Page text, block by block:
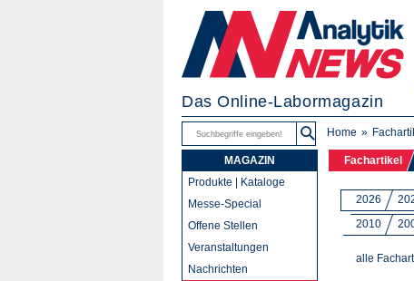
Das Online-Labormagazin
Home
Fachartikel
2026
2010
alle
MAGAZIN
Produkte | Kataloge
Messe-Special
Offene Stellen
Veranstaltungen
Nachrichten